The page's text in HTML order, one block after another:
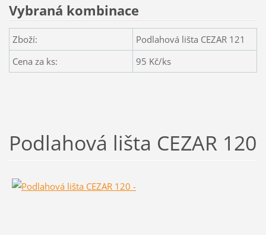
Vybraná kombinace
Zboží:
Podlahová lišta CEZAR 121
Cena za ks:
95 Kč/ks
Podlahová lišta CEZAR 120